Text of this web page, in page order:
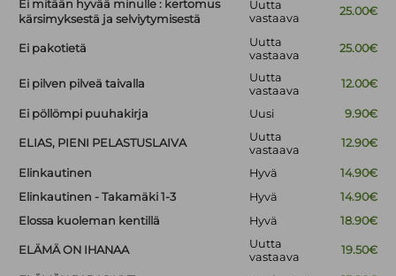
Ei mitään hyvää minulle : kertomus
kärsimyksestä ja selviytymisestä
Uutta
vastaava
25.00€
Ei pakotietä
Uutta
vastaava
25.00€
Ei pilven pilveä taivalla
Uutta
vastaava
12.00€
Ei pöllömpi puuhakirja Uusi 9.90€
ELIAS, PIENI PELASTUSLAIVA
Uutta
vastaava
12.90€
Elinkautinen Hyvä
14.90€
Elinkautinen - Takamäki 1-3
Hyvä
14.90€
Elossa kuoleman kentillä
Hyvä 18.90€
ELÄMÄ ON IHANAA
Uutta
vastaava
19.50€